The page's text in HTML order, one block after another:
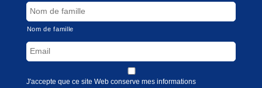
Nom de famille
J'accepte que ce site Web conserve mes informations